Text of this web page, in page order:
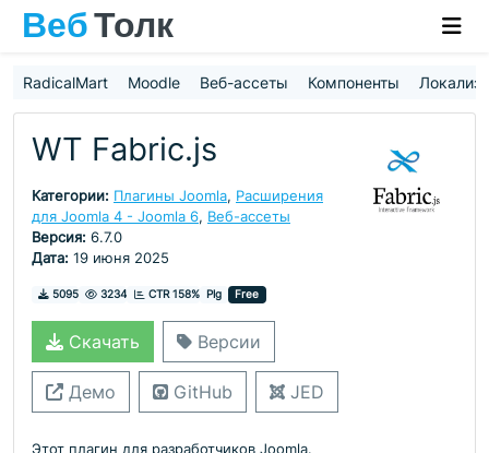
RadicalMart Moodle Веб-ассеты Компоненты
WT Fabric.js
Категории: Плагины Joomla, Расширения
для Joomla 4 - Joomla 6, Веб-ассеты
Версия: 6.7.0
Дата: 19 июня 2025
Скачивания
5095 Просмотры
3234 CTR 158% Plg Free
Скачать Версии
Демо GitHub JED
Этот плагин для разработчиков Joomla.